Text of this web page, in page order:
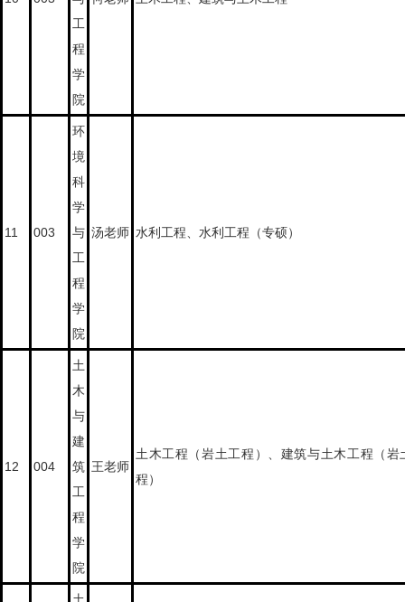
工
程
学
院
11 003
环
境
科
学
与
工
程
学
院
汤老师 水利工程、水利工程（专硕）
12 004
土
木
与
建
筑
工
程
学
院
王老师
土木工程（岩土工程）、建筑与土木工程（岩
程）